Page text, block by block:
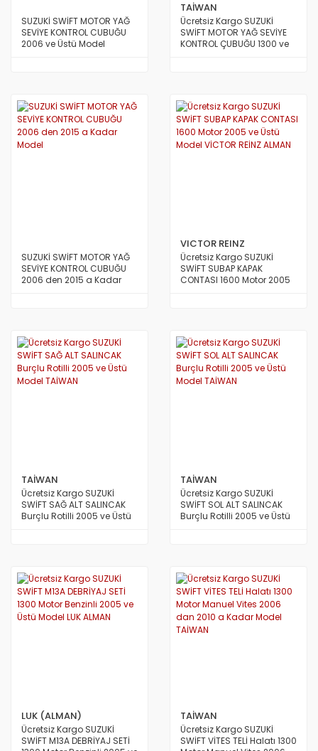
SUZUKİ SWİFT MOTOR YAĞ
SEVİYE KONTROL CUBUĞU
2006 ve Üstü Model
TAİWAN
Ücretsiz Kargo SUZUKİ
SWİFT MOTOR YAĞ SEVİYE
KONTROL ÇUBUĞU 1300 ve
SUZUKİ SWİFT MOTOR YAĞ
SEVİYE KONTROL CUBUĞU
2006 den 2015 a Kadar
VICTOR REINZ
Ücretsiz Kargo SUZUKİ
SWİFT SUBAP KAPAK
CONTASI 1600 Motor 2005
TAİWAN
Ücretsiz Kargo SUZUKİ
SWİFT SAĞ ALT SALINCAK
Burçlu Rotilli 2005 ve Üstü
TAİWAN
Ücretsiz Kargo SUZUKİ
SWİFT SOL ALT SALINCAK
Burçlu Rotilli 2005 ve Üstü
LUK (ALMAN)
Ücretsiz Kargo SUZUKİ
SWİFT M13A DEBRİYAJ SETİ
TAİWAN
Ücretsiz Kargo SUZUKİ
SWİFT VİTES TELİ Halatı 1300